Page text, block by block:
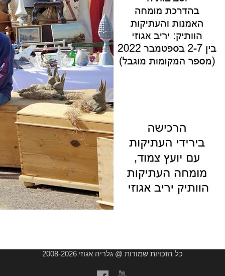
כל הזכויות שמורות @ גלריה אגוזי 2008-2026